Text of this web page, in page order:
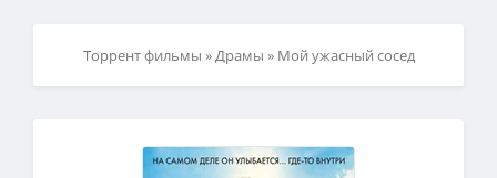
Торрент фильмы »Драмы » Мой ужасный сосед